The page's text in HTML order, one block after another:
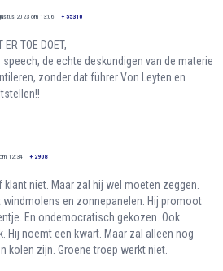
2023 om 13:06 + 55310
ER TOE DOET,
de echte deskundigen van de materie
zonder dat führer Von Leyten en
12:34 + 2908
klant niet. Maar zal hij wel moeten zeggen.
windmolens en zonnepanelen. Hij promoot
En ondemocratisch gekozen. Ook
Hij noemt een kwart. Maar zal alleen nog
kolen zijn. Groene troep werkt niet.